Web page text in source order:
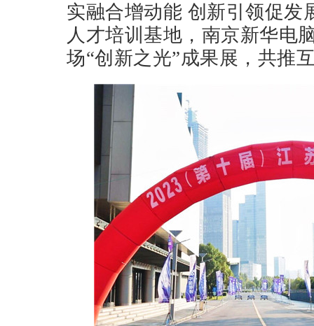
实融合增动能 创新引领促发
人才培训基地，南京新华电
场“创新之光”成果展，共推